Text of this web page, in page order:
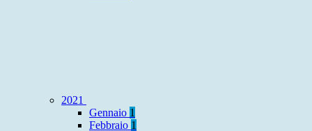
2021
Gennaio 1
Febbraio 1